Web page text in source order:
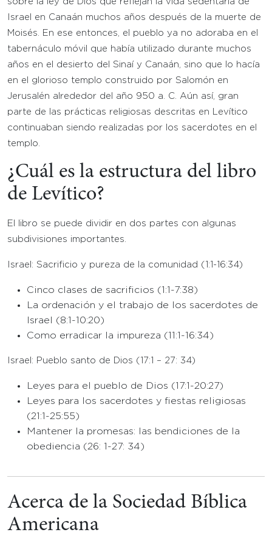
Israel en Canaán muchos años después de la muerte de
Moisés. En ese entonces, el pueblo ya no adoraba en el
tabernáculo móvil que había utilizado durante muchos
años en el desierto del Sinaí y Canaán, sino que lo hacía
en el glorioso templo construido por Salomón en
Jerusalén alrededor del año 950 a. C. Aún así, gran
parte de las prácticas religiosas descritas en Levítico
continuaban siendo realizadas por los sacerdotes en el
templo.
¿Cuál es la estructura del libro
de Levítico?
El libro se puede dividir en dos partes con algunas
subdivisiones importantes.
Israel: Sacrificio y pureza de la comunidad (1:1-16:34)
Cinco clases de sacrificios (1:1-7:38)
La ordenación y el trabajo de los sacerdotes de
Israel (8:1-10:20)
Como erradicar la impureza (11:1-16:34)
Israel: Pueblo santo de Dios (17:1 – 27: 34)
Leyes para el pueblo de Dios (17:1-20:27)
Leyes para los sacerdotes y fiestas religiosas
(21:1-25:55)
Mantener la promesas: las bendiciones de la
obediencia (26: 1-27: 34)
Acerca de la Sociedad Bíblica
Americana